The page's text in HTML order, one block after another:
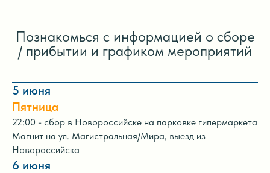
Познакомься с информацией о сборе
/ прибытии и графиком мероприятий
5 июня
Пятница
22:00 - сбор в Новороссийске на парковке гипермаркета
Магнит на ул. Магистральная/Мира, выезд из
Новороссийска
6 июня